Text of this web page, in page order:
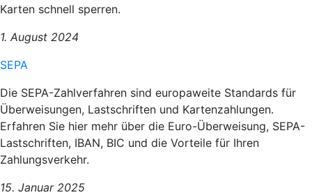
Karten schnell sperren.
1. August 2024
SEPA
Die SEPA-Zahlverfahren sind europaweite Standards für
Überweisungen, Lastschriften und Kartenzahlungen.
Erfahren Sie hier mehr über die Euro-Überweisung, SEPA-
Lastschriften, IBAN, BIC und die Vorteile für Ihren
Zahlungsverkehr.
15. Januar 2025